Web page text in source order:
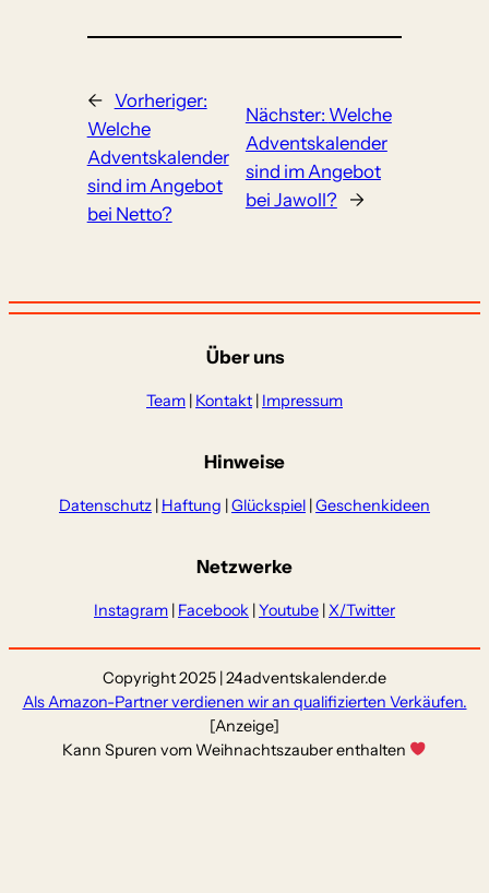
← Vorheriger:
Welche
Adventskalender
sind im Angebot
bei Netto?
Nächster: Welche
Adventskalender
sind im Angebot
bei Jawoll?
→
Über uns
Team Kontakt Impressum
Hinweise
Datenschutz Haftung Glückspiel Geschenkideen
Netzwerke
Instagram Facebook Youtube X/Twitter
Copyright 2025 | 24adventskalender.de
Als Amazon-Partner verdienen wir an qualifizierten Verkäufen.
[Anzeige]
Kann Spuren vom Weihnachtszauber enthalten